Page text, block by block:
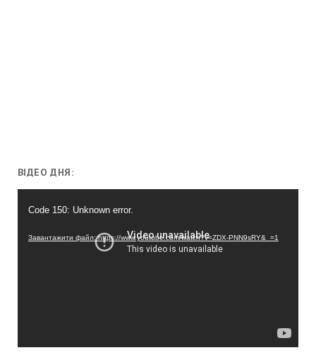
ВІДЕО ДНЯ:
Code 150: Unknown error.
Завантажити файл: https://www.youtube.com/watch?v=ZDX-PNN9sRY&_=1